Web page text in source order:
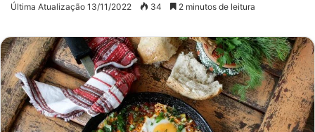
Última Atualização 13/11/2022 34 2 minutos de leitura